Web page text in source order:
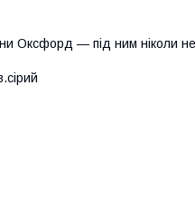
Оксфорд — під ним ніколи